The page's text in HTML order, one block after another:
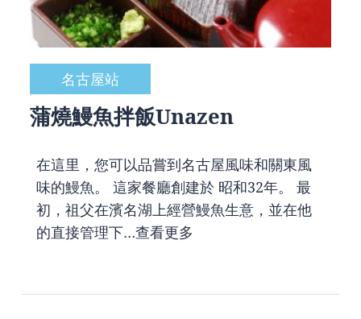
名古屋站
蒲燒鰻魚拌飯Unazen
在這里，您可以品嘗到名古屋風味和關東風
味的鰻魚。 這家餐廳創建於 昭和32年。 最
初，祖父在濱名湖上經營鰻魚生意，並在他
的直接管理下…查看更多